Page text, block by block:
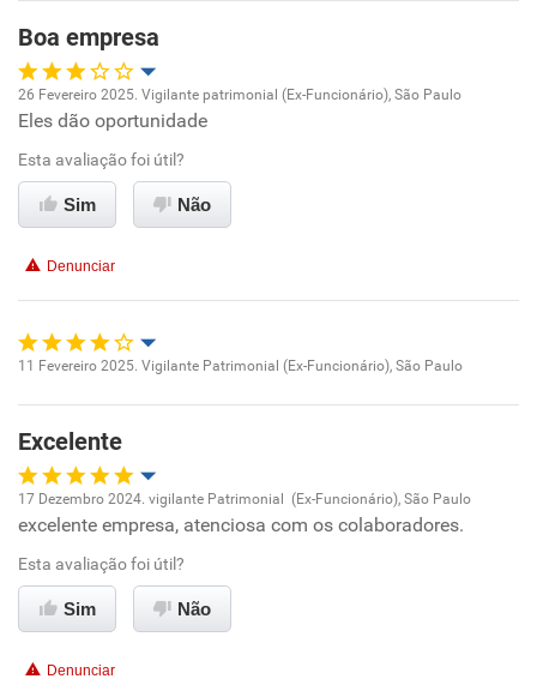
Recomenda esta empresa
Recomenda a diretoria
Boa empresa
Oportunidade de promoção
Ambiente de trabalho
Benefícios
Recomenda esta empresa
26 Fevereiro 2025. Vigilante patrimonial (Ex-Funcionário), São Paulo
Eles dão oportunidade
Esta avaliação foi útil?
Sim Não
Denunciar
Ambiente de trabalho
Conciliação com a vida familiar
Benefícios
Recomenda esta empresa
Recomenda a diretoria
11 Fevereiro 2025. Vigilante Patrimonial (Ex-Funcionário), São Paulo
Excelente
Oportunidade de promoção
Ambiente de trabalho
17 Dezembro 2024. vigilante Patrimonial (Ex-Funcionário), São Paulo
excelente empresa, atenciosa com os colaboradores.
Esta avaliação foi útil?
Sim Não
Denunciar